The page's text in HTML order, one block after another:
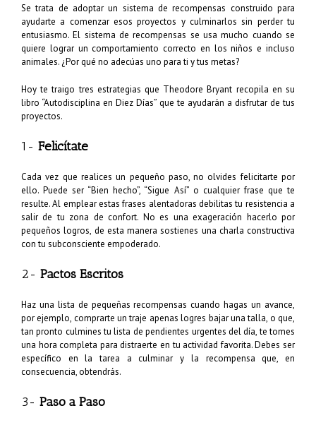
Se trata de adoptar un sistema de recompensas construido para
ayudarte a comenzar esos proyectos y culminarlos sin perder tu
entusiasmo. El sistema de recompensas se usa mucho cuando se
quiere lograr un comportamiento correcto en los niños e incluso
animales. ¿Por qué no adecúas uno para ti y tus metas?
Hoy te traigo tres estrategias que Theodore Bryant recopila en su
libro “Autodisciplina en Diez Días” que te ayudarán a disfrutar de tus
proyectos.
1- Felicítate
Cada vez que realices un pequeño paso, no olvides felicitarte por
ello. Puede ser “Bien hecho”, “Sigue Así” o cualquier frase que te
resulte. Al emplear estas frases alentadoras debilitas tu resistencia a
salir de tu zona de confort. No es una exageración hacerlo por
pequeños logros, de esta manera sostienes una charla constructiva
con tu subconsciente empoderado.
2- Pactos Escritos
Haz una lista de pequeñas recompensas cuando hagas un avance,
por ejemplo, comprarte un traje apenas logres bajar una talla, o que,
tan pronto culmines tu lista de pendientes urgentes del día, te tomes
una hora completa para distraerte en tu actividad favorita. Debes ser
específico en la tarea a culminar y la recompensa que, en
consecuencia, obtendrás.
3- Paso a Paso